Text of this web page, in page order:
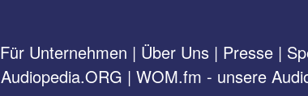
Für Unternehmen | Über Uns| Presse|
Audiopedia.ORG | WOM.fm - unsere